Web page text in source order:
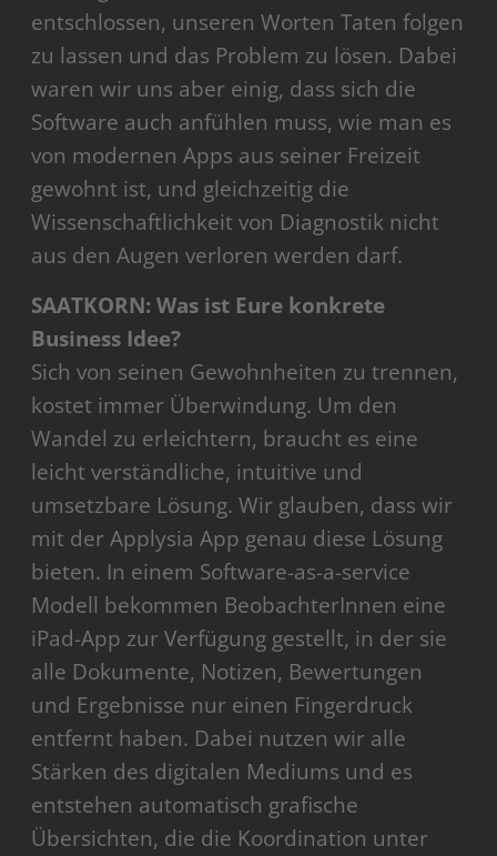
entschlossen, unseren Worten Taten folgen
zu lassen und das Problem zu lösen. Dabei
waren wir uns aber einig, dass sich die
Software auch anfühlen muss, wie man es
von modernen Apps aus seiner Freizeit
gewohnt ist, und gleichzeitig die
Wissenschaftlichkeit von Diagnostik nicht
aus den Augen verloren werden darf.
SAATKORN: Was ist Eure konkrete
Business Idee?
Sich von seinen Gewohnheiten zu trennen,
kostet immer Überwindung. Um den
Wandel zu erleichtern, braucht es eine
leicht verständliche, intuitive und
umsetzbare Lösung. Wir glauben, dass wir
mit der Applysia App genau diese Lösung
bieten. In einem Software-as-a-service
Modell bekommen BeobachterInnen eine
iPad-App zur Verfügung gestellt, in der sie
alle Dokumente, Notizen, Bewertungen
und Ergebnisse nur einen Fingerdruck
entfernt haben. Dabei nutzen wir alle
Stärken des digitalen Mediums und es
entstehen automatisch grafische
Übersichten, die die Koordination unter